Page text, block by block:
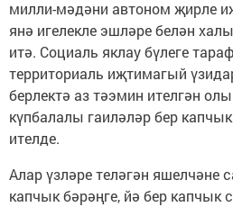
милли-мәдәни автоном җирле
янә игелекле эшләре белән
итә. Социаль яклау бүлеге
территориаль иҗтимагый
берлектә аз тәэмин ителгән
күпбалалы гаиләләр бер
ителде.
Алар үзләре теләгән яшелчәне
капчык бәрәңге, йә бер капчык